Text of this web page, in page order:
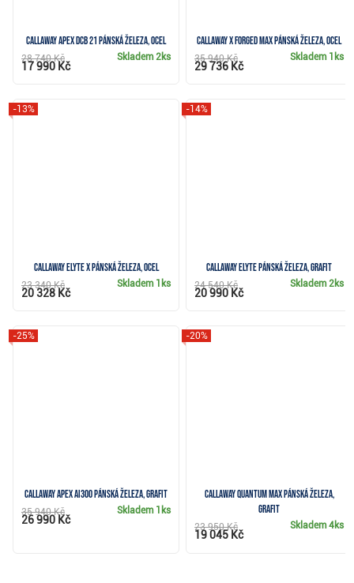
Callaway Apex DCB 21 pánská železa, ocel
Skladem 2ks
28 740 Kč
17 990 Kč
Callaway X Forged Max pánská železa, ocel
Skladem 1ks
35 940 Kč
29 736 Kč
Callaway Elyte X pánská železa, ocel
-13%
Skladem 1ks
23 340 Kč
20 328 Kč
Callaway Elyte pánská železa, grafit
-14%
Skladem2ks
24 540 Kč
20 990 Kč
Callaway Apex Ai300 pánská železa, grafit
-25%
Skladem 1ks
35 940 Kč
26 990 Kč
Callaway Quantum Max pánská železa,
grafit
-20%
Skladem4ks
23 950 Kč
19 045 Kč